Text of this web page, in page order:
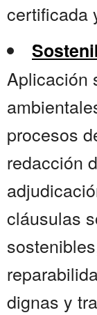
certificada
Aplicación
procesos
redacción
cláusulas
dignas y